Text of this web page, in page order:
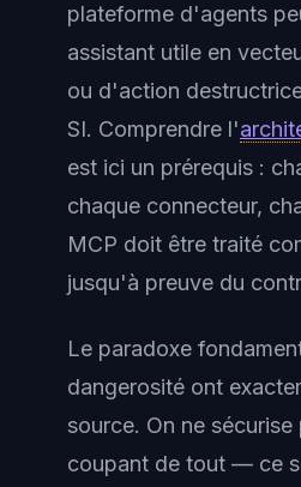
plateforme d'agents
assistant utile en
ou d'action
SI. Comprendre l'
est ici un prérequis :
chaque connecteur,
MCP doit être traité
jusqu'à preuve du
Le paradoxe
dangerosité ont
source. On ne
coupant de tout — ce